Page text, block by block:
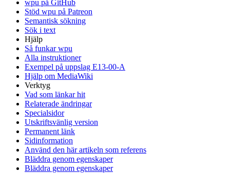
wpu på GitHub
Stöd wpu på Patreon
Semantisk sökning
Sök i text
Hjälp
Så funkar wpu
Alla instruktioner
Exempel på uppslag E13-00-A
Hjälp om MediaWiki
Verktyg
Vad som länkar hit
Relaterade ändringar
Specialsidor
Utskriftsvänlig version
Permanent länk
Sidinformation
Använd den här artikeln som referens
Bläddra genom egenskaper
Bläddra genom egenskaper